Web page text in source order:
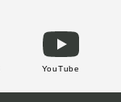
YouTube